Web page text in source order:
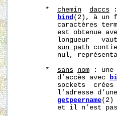
       *
chemin daccs :
bind(2), à un
caractères
est obtenue
longueur
sun_path
nul,
       *
sans nom : une
          d’accès avec
sockets
l’adresse
getpeername
et il n’est